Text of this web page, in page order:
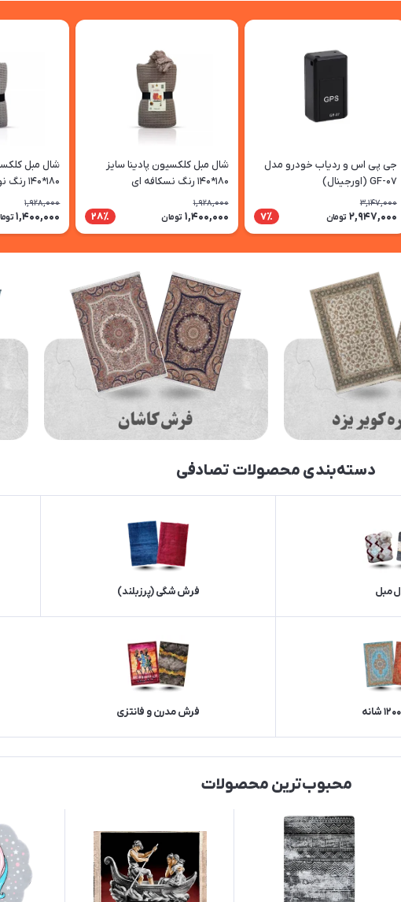
جی پی اس و ردیاب خودرو مدل
GF-07 (اورجینال)
3,147,000
2,947,000 تومان 7٪
شال مبل کلکسیون پادینا سایز
180*140 رنگ نسکافه ای
1,928,000
1,400,000 تومان 28٪
شال مبل
180*140 رنگ نوک مدادی
1,928,000
1,400,000
دسته‌بندی محصولات تصادفی
مبل فرش شگی (پرزبلند)
فرش مدرن و فانتزی
محبوب‌ترین محصولات